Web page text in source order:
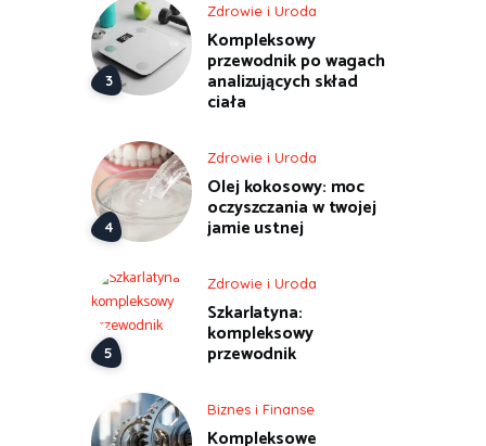
Zdrowie i Uroda
Kompleksowy
przewodnik po wagach
analizujących skład
ciała
Zdrowie i Uroda
Olej kokosowy: moc
oczyszczania w twojej
jamie ustnej
Zdrowie i Uroda
Szkarlatyna:
kompleksowy
przewodnik
Biznes i Finanse
Kompleksowe